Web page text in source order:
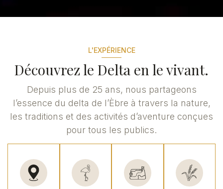
L'EXPÉRIENCE
Découvrez le Delta en le vivant.
Depuis plus de 25 ans, nous partageons
l’essence du delta de l’Èbre à travers la nature,
les traditions et des activités d’aventure conçues
pour tous les publics.